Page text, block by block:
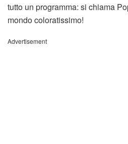
tutto un programma: si chiama
mondo coloratissimo!
Advertisement